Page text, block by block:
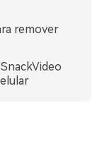
remover